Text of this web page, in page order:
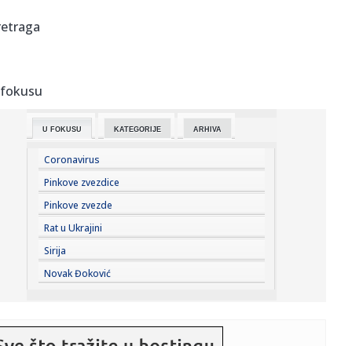
VIDEO
23:47:
23:44: "Mesi bi bio Pikaso" VIDEO
23:41:Marinović nakon pobjede: Zaslužili smo još koji gol, ali
svaka...
23:41:Može li ljetna avantura ipak nekako prerasti u ozbiljnu
vezu?
23:38:Partizan demolirao Tobol, Ilić konačno zadovoljan: Na
momente j...
U FOKUSU KATEGORIJE ARHIVA
Coronavirus
Pinkove zvezdice
Pinkove zvezde
Rat u Ukrajini
Sirija
Novak Đoković